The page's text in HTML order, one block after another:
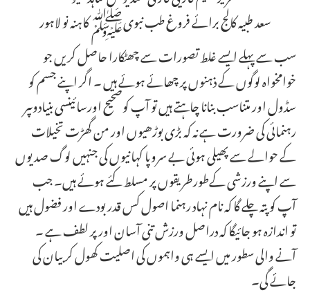
سعد طبیہ کالج برائے فروغ طب نبویﷺ کاہنہ نو لاہور
سب سے پہلے ایسے غلط تصورات سے چھٹکارا حاصل کریں جو
خوامخواہ لوگوں کے ذہنوں پر چھائے ہوئے ہیں ۔ اگر اپنے جسم کو
سڈول اور متناسب بنانا چاہتے ہیں تو آپ کوصحیح اورسائینسی بنیادوںپر
رہنمائی کی ضرورت ہے نہ کہ بڑی بوڑھیوں اور من گھڑت تخیلات
کے حوالے سے پھیلی ہوئی بے سروپا کہانیوں کی جنہیں لوگ صدیوں
سے اپنے ورزشی کےطورطریقوں پر مسلط کئے ہوئے ہیں۔ جب
آپ کو پتہ چلے گا کہ نام نہاد رہنما اصول کس قدر بودے اور فضول ہیں
تو اندازہ ہو جائیگا کہ دراصل ورزش تنی آسان اور پر لطف ہے ۔
آنے والی سطور میں ایسے ہی واہموں کی اصلیت کھول کر بیان کی
جائے گی۔